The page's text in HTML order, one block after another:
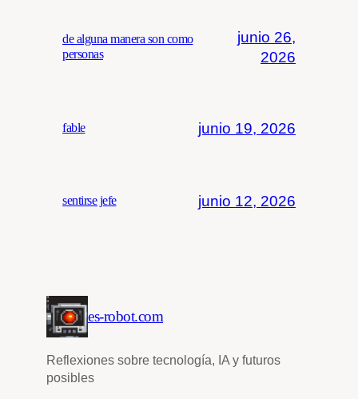
de alguna manera son como
personas
junio 26,
2026
fable junio 19, 2026
sentirse jefe junio 12, 2026
es-robot.com
Reflexiones sobre tecnología, IA y futuros
posibles